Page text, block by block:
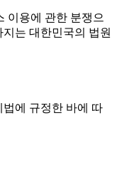
이용에 관한 분쟁으
는 대한민국의 법원
에 규정한 바에 따